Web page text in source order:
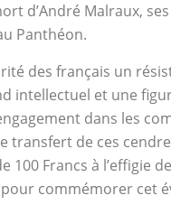
d’André Malraux,
Panthéon.
des français un
intellectuel et une
dans les
transfert de ces
100 Francs à l’effigie
commémorer cet